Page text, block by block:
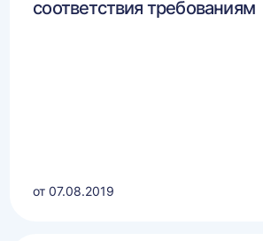
соответствия требованиям
от 07.08.2019